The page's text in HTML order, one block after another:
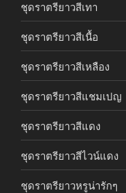
ชุดราตรียาวสีเทา
ชุดราตรียาวสีเนื้อ
ชุดราตรียาวสีเหลือง
ชุดราตรียาวสีแชมเปญ
ชุดราตรียาวสีแดง
ชุดราตรียาวสีไวน์แดง
ชุดราตรียาวหรูน่ารักๆ